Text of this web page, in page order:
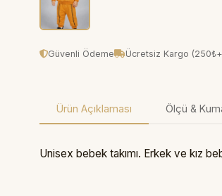
Güvenli Ödeme Ücretsiz Kargo
Ürün Açıklaması Ölçü &
Unisex bebek takımı. Erkek ve kız